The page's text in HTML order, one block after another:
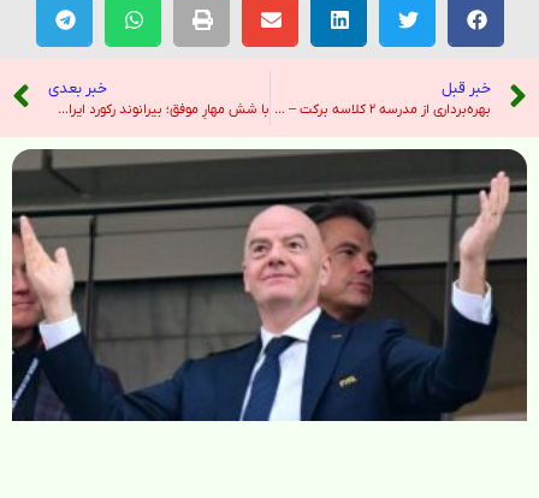
خبر قبل
بهره‌برداری از مدرسه ۲ کلاسه برکت – خبرگزاری ایرنا
خبر بعدی
با شش مهارِ موفق؛ بیرانوند رکورد ایران را شکست – خبرگزاری ایرنا